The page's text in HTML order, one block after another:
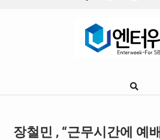
장철민 , “근무시간에 예